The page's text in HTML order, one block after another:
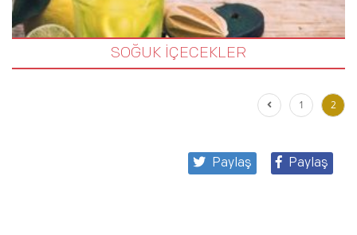
SOĞUK İÇECEKLER
1 2
Paylaş
Paylaş